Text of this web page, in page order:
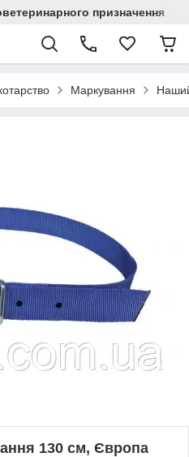
призначення
Маркування
130 см, Європа